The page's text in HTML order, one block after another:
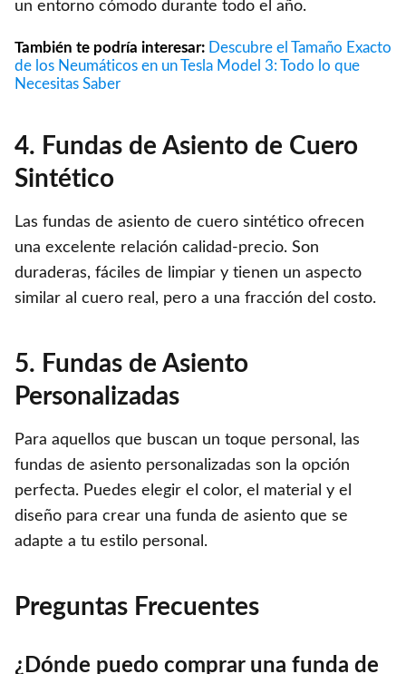
un entorno cómodo durante todo el año.
También te podría interesar: Descubre el Tamaño Exacto
de los Neumáticos en un Tesla Model 3: Todo lo que
Necesitas Saber
4. Fundas de Asiento de Cuero
Sintético
Las fundas de asiento de cuero sintético ofrecen
una excelente relación calidad-precio. Son
duraderas, fáciles de limpiar y tienen un aspecto
similar al cuero real, pero a una fracción del costo.
5. Fundas de Asiento
Personalizadas
Para aquellos que buscan un toque personal, las
fundas de asiento personalizadas son la opción
perfecta. Puedes elegir el color, el material y el
diseño para crear una funda de asiento que se
adapte a tu estilo personal.
Preguntas Frecuentes
¿Dónde puedo comprar una funda de